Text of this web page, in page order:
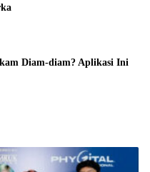
Diam-diam? Aplikasi Ini